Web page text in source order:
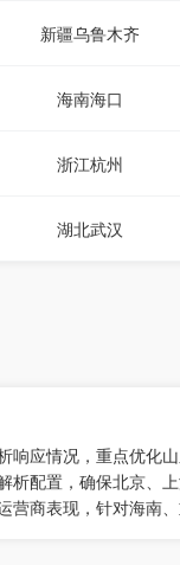
新疆乌鲁木齐
海南海口
浙江杭州
湖北武汉
响应情况，重点优化
析配置，确保北京、
营商表现，针对海南